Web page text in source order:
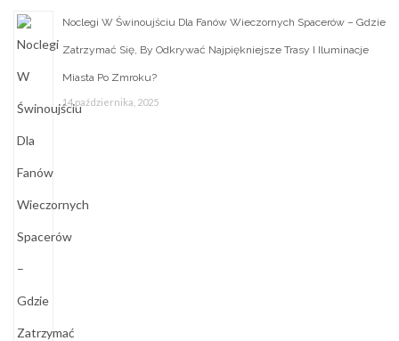
Noclegi W Świnoujściu Dla Fanów Wieczornych Spacerów – Gdzie
Zatrzymać Się, By Odkrywać Najpiękniejsze Trasy I Iluminacje
Miasta Po Zmroku?
14 października, 2025